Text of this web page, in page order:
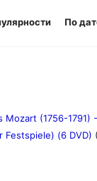
По
Mozart (1756-1791)
Festspiele) (6 DVD)